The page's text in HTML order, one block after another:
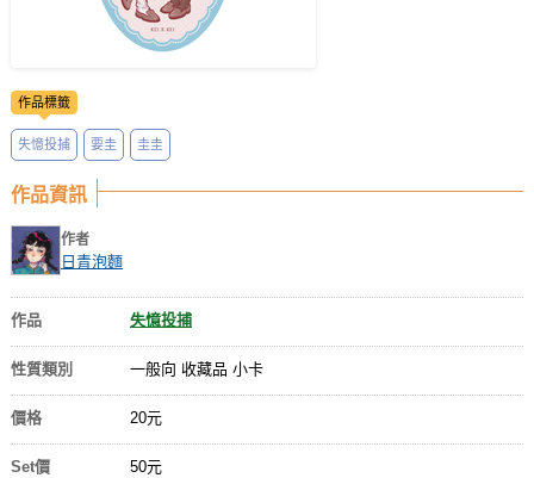
作品標籤
失憶投捕 要圭 圭圭
作品資訊
作者
日青泡麵
作品 失憶投捕
性質類別 一般向 收藏品 小卡
價格 20元
Set價 50元